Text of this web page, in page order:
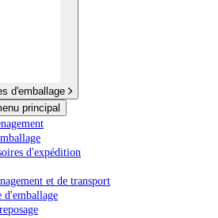
d'emballage
principal
d'expédition
et de transport
d'emballage